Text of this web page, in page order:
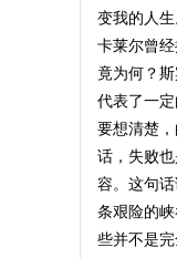
变我的人
卡莱尔曾
竟为何？
代表了一
要想清楚
话，失败
容。这句
条艰险的
些并不是